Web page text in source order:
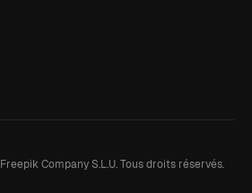
Freepik Company S.L.U.Tous droits réservés.